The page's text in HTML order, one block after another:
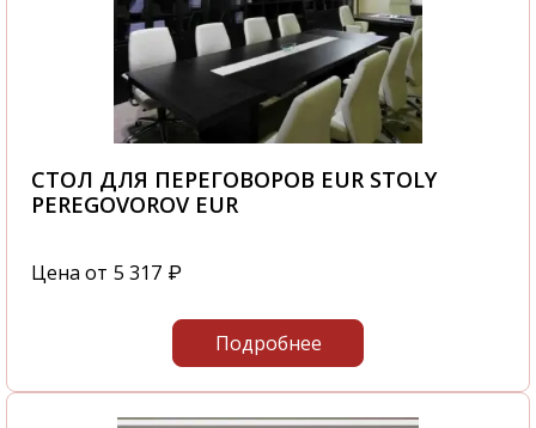
СТОЛ ДЛЯ ПЕРЕГОВОРОВ EUR STOLY
PEREGOVOROV EUR
Цена от 5 317 ₽
Подробнее